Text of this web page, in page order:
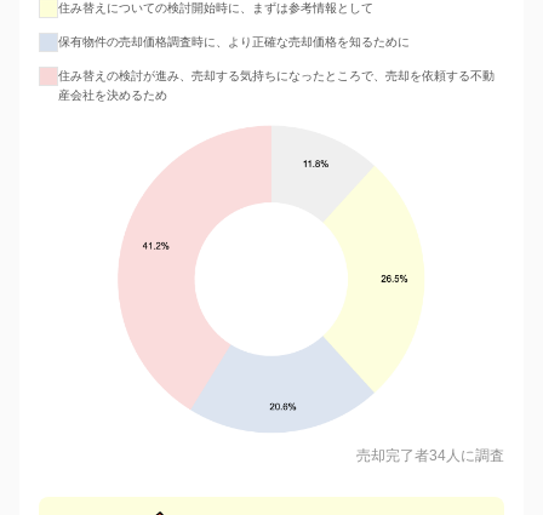
住み替えについての検討開始時に、まずは参考情報として
保有物件の売却価格調査時に、より正確な売却価格を知るために
住み替えの検討が進み、売却する気持ちになったところで、売却を依頼する不動
産会社を決めるため
売却完了者34人に調査